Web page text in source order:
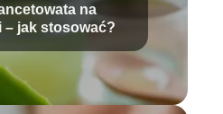
na
– jak stosować?